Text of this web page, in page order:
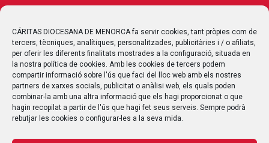
CÁRITAS DIOCESANA DE MENORCA fa servir cookies, tant pròpies com de
tercers, tècniques, analítiques, personalitzades, publicitàries i / o afiliats,
per oferir les diferents finalitats mostrades a la configuració, situada en
la nostra política de cookies. Amb les cookies de tercers podem
compartir informació sobre l'ús que faci del lloc web amb els nostres
partners de xarxes socials, publicitat o anàlisi web, els quals poden
combinar-la amb una altra informació que els hagi proporcionat o que
hagin recopilat a partir de l'ús que hagi fet seus serveis. Sempre podrà
rebutjar les cookies o configurar-les a la seva mida.
Publicacions
Multimedia
SEGUEIX-NOS